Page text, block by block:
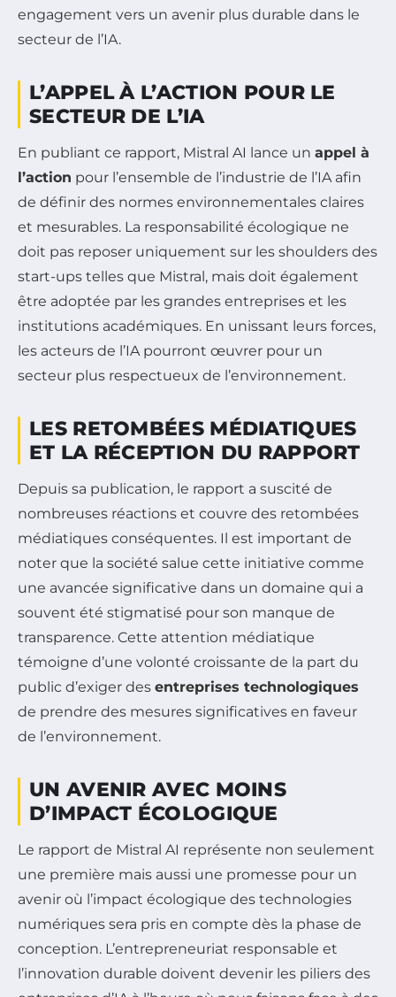
engagement vers un avenir plus durable dans le
secteur de l’IA.
L’APPEL À L’ACTION POUR LE
SECTEUR DE L’IA
En publiant ce rapport, Mistral AI lance un appel à
l’action pour l’ensemble de l’industrie de l’IA afin
de définir des normes environnementales claires
et mesurables. La responsabilité écologique ne
doit pas reposer uniquement sur les shoulders des
start-ups telles que Mistral, mais doit également
être adoptée par les grandes entreprises et les
institutions académiques. En unissant leurs forces,
les acteurs de l’IA pourront œuvrer pour un
secteur plus respectueux de l’environnement.
LES RETOMBÉES MÉDIATIQUES
ET LA RÉCEPTION DU RAPPORT
Depuis sa publication, le rapport a suscité de
nombreuses réactions et couvre des retombées
médiatiques conséquentes. Il est important de
noter que la société salue cette initiative comme
une avancée significative dans un domaine qui a
souvent été stigmatisé pour son manque de
transparence. Cette attention médiatique
témoigne d’une volonté croissante de la part du
public d’exiger des entreprises technologiques
de prendre des mesures significatives en faveur
de l’environnement.
UN AVENIR AVEC MOINS
D’IMPACT ÉCOLOGIQUE
Le rapport de Mistral AI représente non seulement
une première mais aussi une promesse pour un
avenir où l’impact écologique des technologies
numériques sera pris en compte dès la phase de
conception. L’entrepreneuriat responsable et
l’innovation durable doivent devenir les piliers des